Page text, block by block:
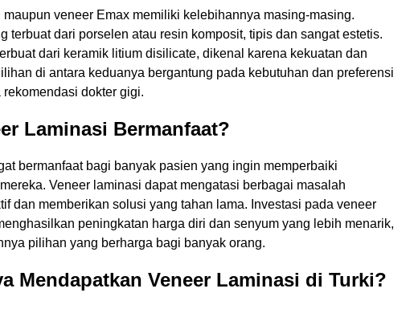
veneer Emax memiliki kelebihannya masing-masing.
terbuat dari porselen atau resin komposit, tipis dan sangat estetis.
dari keramik litium disilicate, dikenal karena kekuatan dan
di antara keduanya bergantung pada kebutuhan dan preferensi
dokter gigi.
Laminasi Bermanfaat?
bermanfaat bagi banyak pasien yang ingin memperbaiki
Veneer laminasi dapat mengatasi berbagai masalah
dan memberikan solusi yang tahan lama. Investasi pada veneer
peningkatan harga diri dan senyum yang lebih menarik,
pilihan yang berharga bagi banyak orang.
Mendapatkan Veneer Laminasi di Turki?